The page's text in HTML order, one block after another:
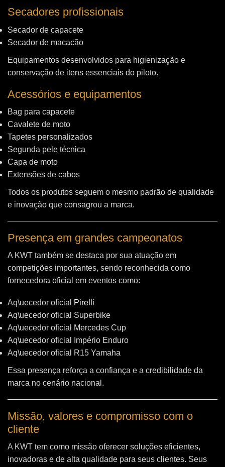
Secadores profissionais
Secador de capacete
Secador de macacão
Equipamentos desenvolvidos para higienização e
conservação de itens essenciais do piloto.
Acessórios e equipamentos
Bag para capacete
Cavalete de moto
Tapetes personalizados
Segunda pele técnica
Capa de moto
Extensões de cabos
Todos os produtos seguem o mesmo padrão de qualidade
e inovação que consagrou a marca.
Presença em grandes campeonatos
A KWT também se destaca por sua atuação em
competições importantes, sendo reconhecida como
fornecedora oficial em eventos como:
Aq\uecedor oficial
Pirelli
Aq\uecedor oficial Superbike
Aq\uecedor oficial Mercedes Cup
Aq\uecedor oficial Império Enduro
Aq\uecedor oficial R15 Yamaha
Essa presença reforça a confiança e a credibilidade da
marca no cenário nacional.
Missão, valores e compromisso com o
cliente
A KWT tem como missão oferecer soluções eficientes,
inovadoras e de alta qualidade para seus clientes. Seus